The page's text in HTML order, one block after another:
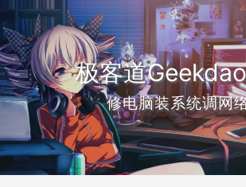
极客道
修电脑装系统调网